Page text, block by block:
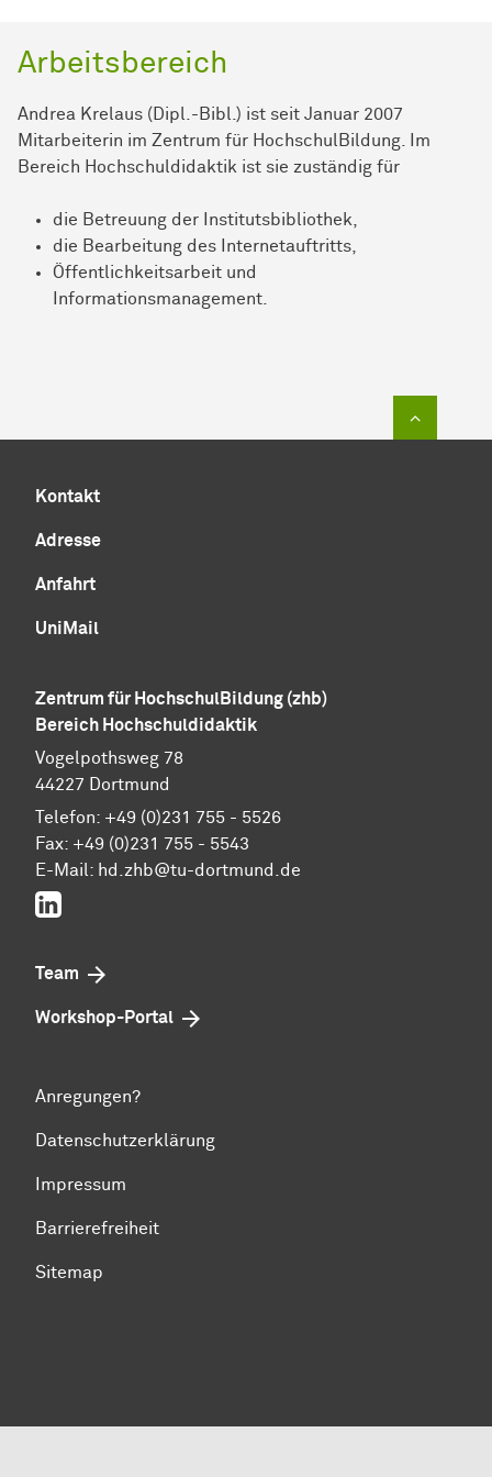
Arbeitsbereich
Andrea Krelaus (Dipl.-Bibl.) ist seit Januar 2007
Mitarbeiterin im Zentrum für HochschulBildung. Im
Bereich Hochschuldidaktik ist sie zuständig für
die Betreuung der Institutsbibliothek,
die Bearbeitung des Internetauftritts,
Öffentlichkeitsarbeit und
Informationsmanagement.
Kontakt
Adresse
Anfahrt
UniMail
Zentrum für Hoch­schul­Bil­dung (zhb)
Bereich Hochschuldidaktik
Vogelpothsweg 78
44227 Dortmund
Telefon: +49 (0)231 755 - 5526
Fax: +49 (0)231 755 - 5543
E-Mail: hd.zhb@tu-dortmund.de
Team
Workshop-Portal
Anregungen?
Datenschutzerklärung
Impressum
Barrierefreiheit
Sitemap